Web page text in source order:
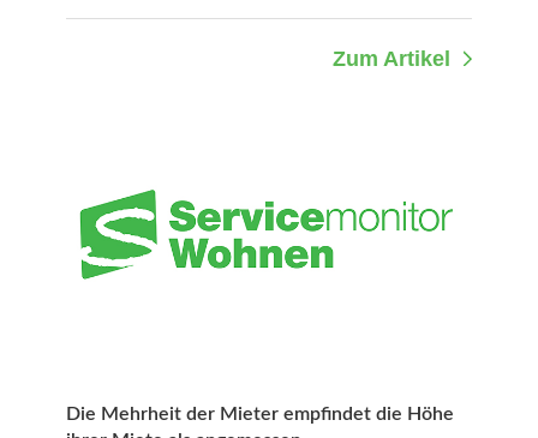
Zum Artikel
Die Mehrheit der Mieter empfindet die Höhe